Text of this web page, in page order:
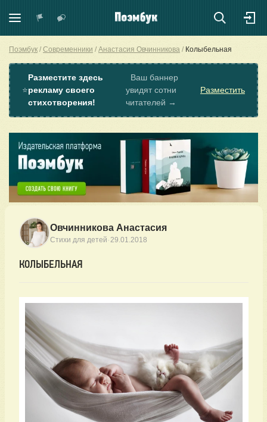
Поэмбук Современники Анастасия Овчинникова Колыбельная
⭐
Разместите здесь
рекламу своего
стихотворения!
Ваш баннер
увидят сотни
читателей →
Разместить
Овчинникова Анастасия
Стихи для детей ·29.01.2018
КОЛЫБЕЛЬНАЯ